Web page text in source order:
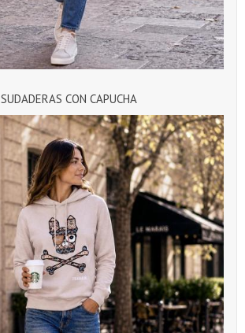
SUDADERAS CON CAPUCHA